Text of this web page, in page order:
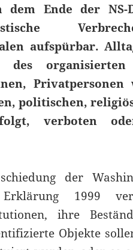
dem Ende der
aufspürbar.
des organisierten
politischen,
verboten
der
Erklärung 1999
ihre
Objekte